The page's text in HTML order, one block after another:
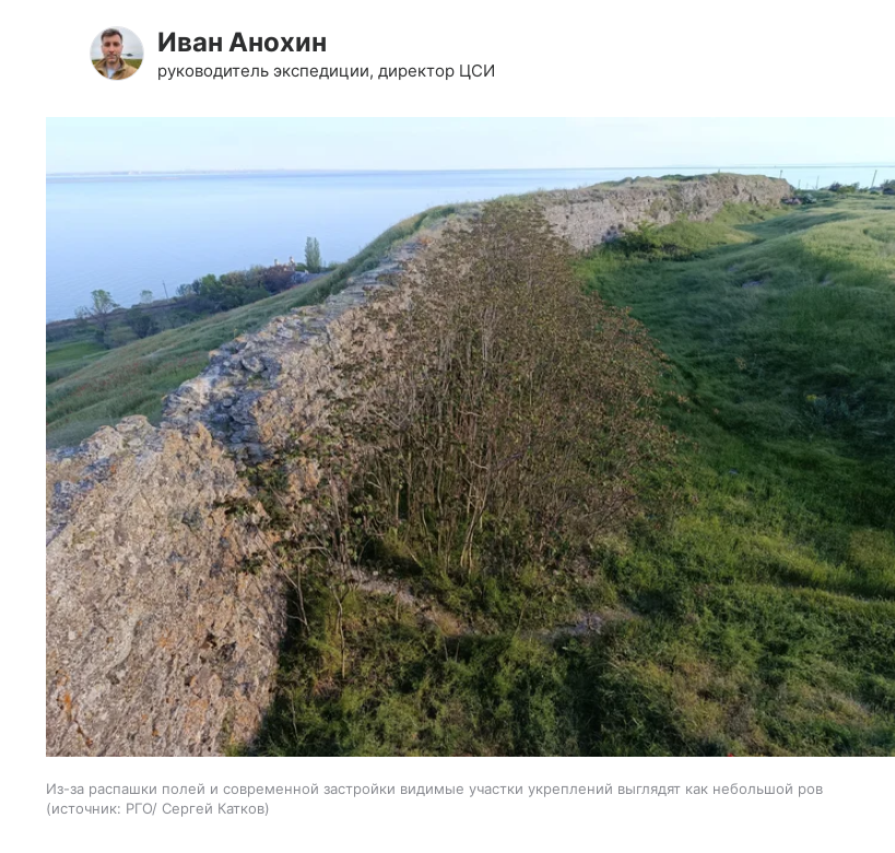
Иван Анохин
руководитель экспедиции, директор ЦСИ
Из-за распашки полей и современной застройки видимые участки укреплений выглядят как небольшой ров
источник: РГО/ Сергей Катков